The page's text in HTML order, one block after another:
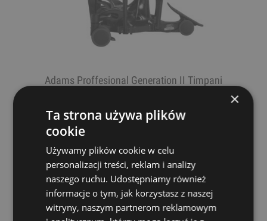
Adams Proffesional Generation II Timpani
19 150,00 zł
POWIADOM O DOSTĘPNOŚCI
×
Ta strona używa plików
cookie
Używamy plików cookie w celu
personalizacji treści, reklam i analizy
naszego ruchu. Udostępniamy również
informacje o tym, jak korzystasz z naszej
witryny, naszym partnerom reklamowym